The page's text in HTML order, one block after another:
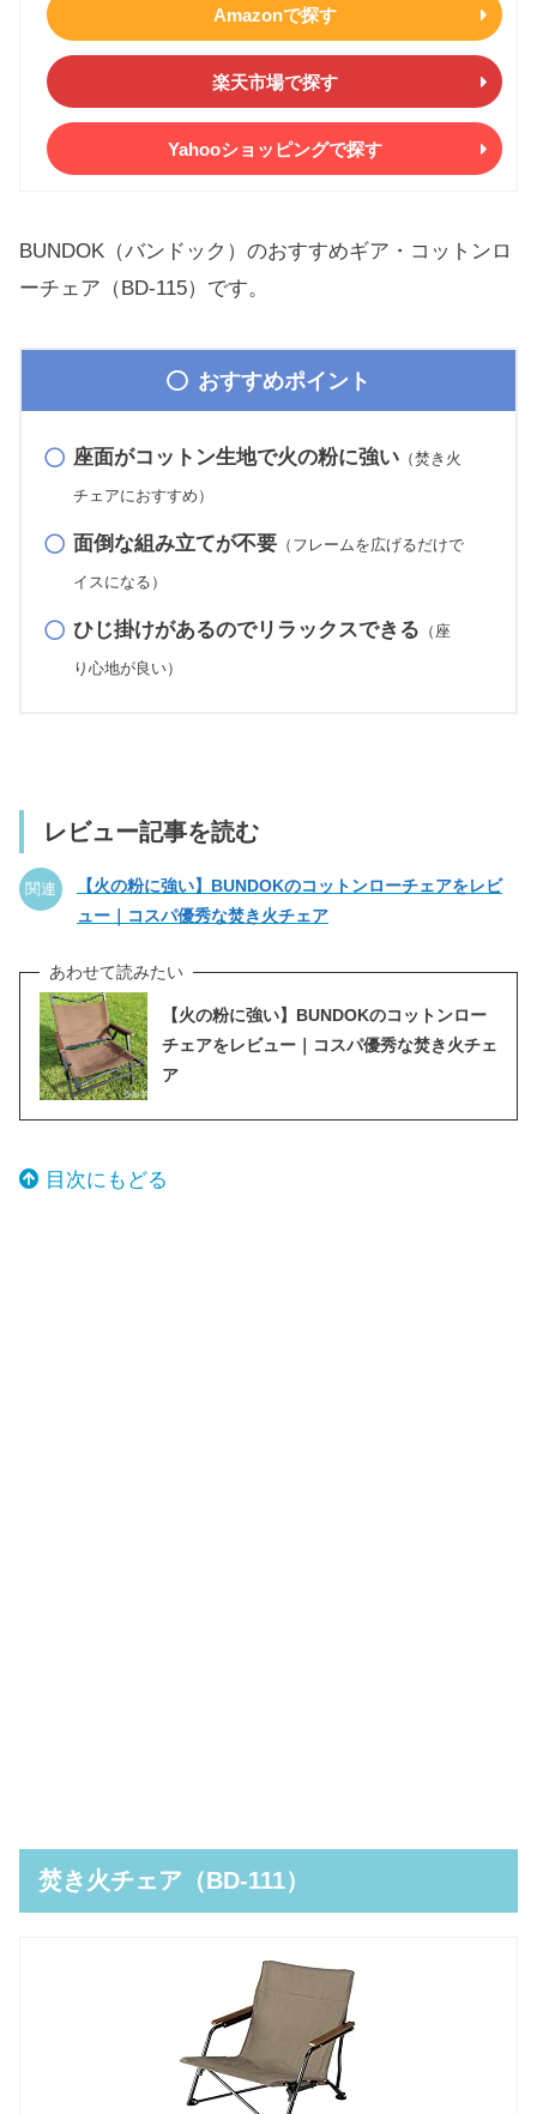
Amazonで探す
楽天市場で探す
Yahooショッピングで探す
BUNDOK（バンドック）のおすすめギア・コットンロ
ーチェア（BD-115）です。
おすすめポイント
座面がコットン生地で火の粉に強い（焚き火
チェアにおすすめ）
面倒な組み立てが不要（フレームを広げるだけで
イスになる）
ひじ掛けがあるのでリラックスできる （座
り心地が良い）
レビュー記事を読む
関連
【火の粉に強い】BUNDOKのコットンローチェアをレビ
ュー｜コスパ優秀な焚き火チェア
【火の粉に強い】BUNDOKのコットンロー
チェアをレビュー｜コスパ優秀な焚き火チェ
ア
目次にもどる
焚き火チェア（BD-111）